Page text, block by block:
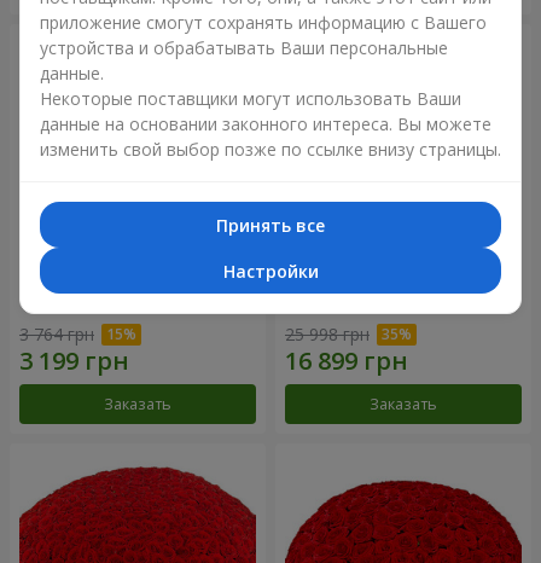
Корзина альстромерий
"Акварель"
3 764 грн
Заказать
301 красная роза
25 998 грн
Заказать
приложение смогут сохранять информацию с Вашего
устройства и обрабатывать Ваши персональные
данные.
Некоторые поставщики могут использовать Ваши
данные на основании законного интереса. Вы можете
изменить свой выбор позже по ссылке внизу страницы.
Принять все
Настройки